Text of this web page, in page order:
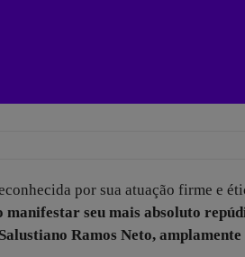
por sua atuação firme e
manifestar seu mais absoluto
Ramos Neto,